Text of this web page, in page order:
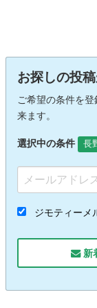
お探しの投
ご希望の条件を
来ます。
選択中の条件 長
ジモティーメ
新